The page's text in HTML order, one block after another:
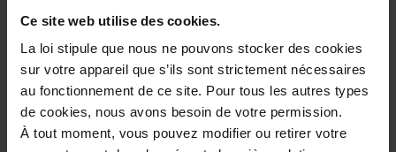
Ce site web utilise des cookies.
La loi stipule que nous ne pouvons stocker des cookies
sur votre appareil que s’ils sont strictement nécessaires
au fonctionnement de ce site. Pour tous les autres types
de cookies, nous avons besoin de votre permission.
À tout moment, vous pouvez modifier ou retirer votre
Beschrijving